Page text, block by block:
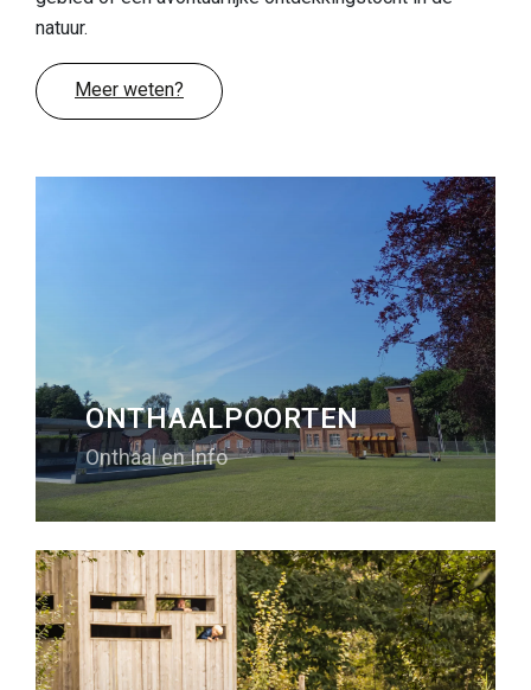
Eten & drinken
Bezienswaardigheden in de regio
natuur.
Meer weten?
ONTHAALPOORTEN
Onthaal en Info